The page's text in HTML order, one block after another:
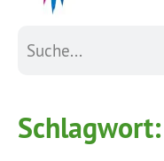
Schlagwort: